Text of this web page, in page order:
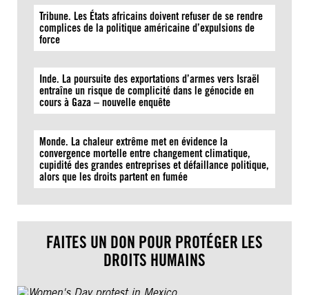
Tribune. Les États africains doivent refuser de se rendre
complices de la politique américaine d’expulsions de
force
Inde. La poursuite des exportations d’armes vers Israël
entraîne un risque de complicité dans le génocide en
cours à Gaza – nouvelle enquête
Monde. La chaleur extrême met en évidence la
convergence mortelle entre changement climatique,
cupidité des grandes entreprises et défaillance politique,
alors que les droits partent en fumée
FAITES UN DON POUR PROTÉGER LES
DROITS HUMAINS